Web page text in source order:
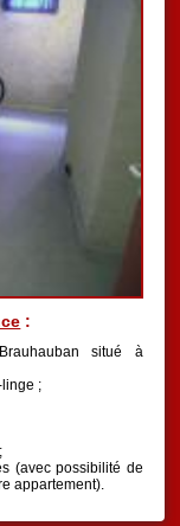
:
situé à
;
(avec possibilité de
appartement).